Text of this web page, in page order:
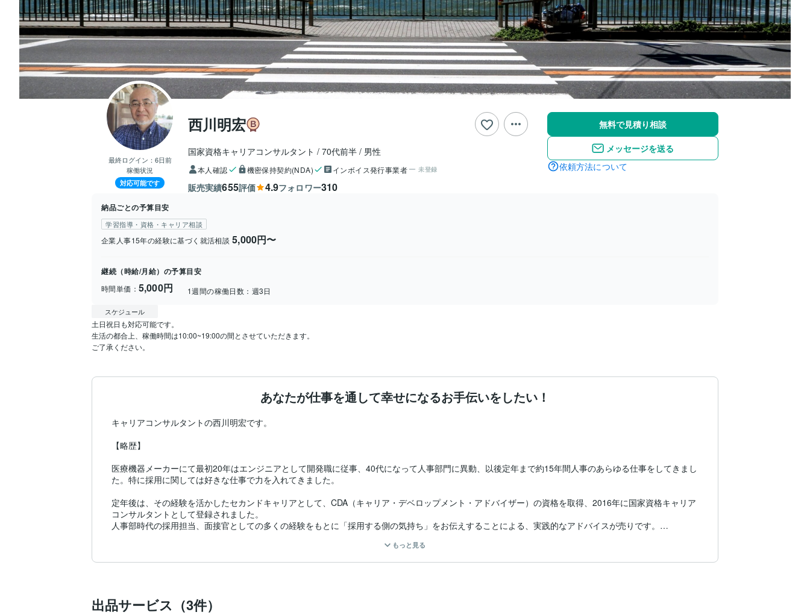
最終ログイン： 6日前
稼働状況
対応可能です
西川明宏
国家資格キャリアコンサルタント 70代前半 男性
本人確認 機密保持契約(NDA) インボイス発行事業者 未登録
販売実績655評価 4.9フォロワー310
無料で見積り相談
メッセージを送る
依頼方法について
納品ごとの予算目安
学習指導・資格・キャリア相談
企業人事15年の経験に基づく就活相談 5,000円〜
継続（時給/月給）の予算目安
時間単価： 5,000円 1週間の稼働日数： 週3日
スケジュール
土日祝日も対応可能です。
生活の都合上、稼働時間は10:00~19:00の間とさせていただきます。
ご了承ください。
あなたが仕事を通して幸せになるお手伝いをしたい！
キャリアコンサルタントの西川明宏です。
【略歴】
医療機器メーカーにて最初20年はエンジニアとして開発職に従事、40代になって人事部門に異動、以後定年まで約15年間人事のあらゆる仕事をしてきまし
た。特に採用に関しては好きな仕事で力を入れてきました。
定年後は、その経験を活かしたセカンドキャリアとして、CDA（キャリア・デベロップメント・アドバイザー）の資格を取得、2016年に国家資格キャリア
コンサルタントとして登録されました。
人事部時代の採用担当、面接官としての多くの経験をもとに「採用する側の気持ち」をお伝えすることによる、実践的なアドバイスが売りです。
もっと見る
出品サービス（3件）